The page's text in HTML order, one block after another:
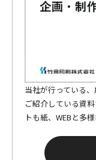
当社が行っている
ご紹介している資
トも紙、WEBと多